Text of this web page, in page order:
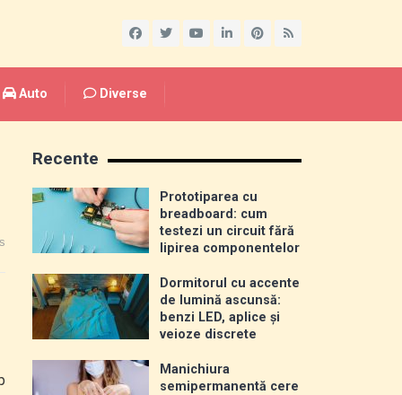
Auto Diverse
Recente
Prototiparea cu
breadboard: cum
testezi un circuit fără
lipirea componentelor
Dormitorul cu accente
de lumină ascunsă:
benzi LED, aplice și
veioze discrete
Manichiura
semipermanentă cere